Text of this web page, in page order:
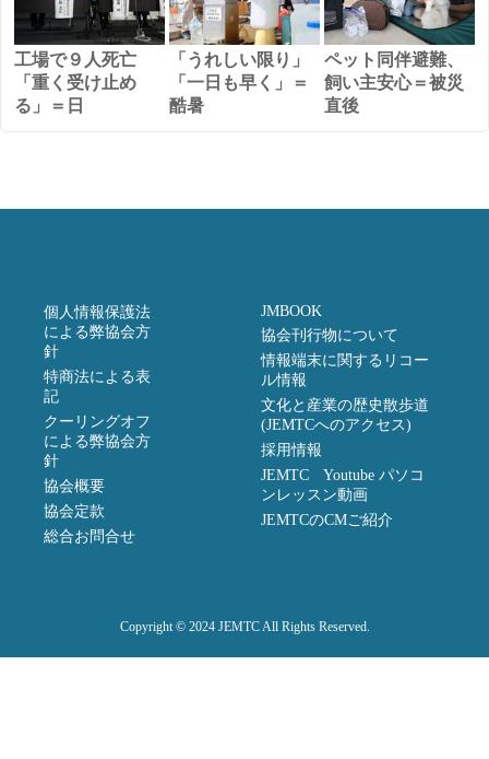
工場で９人死亡
「重く受け止め
る」＝日
「うれしい限り」
「一日も早く」＝
酷暑
ペット同伴避難、
飼い主安心＝被災
直後
個人情報保護法
による弊協会方
針
特商法による表
記
クーリングオフ
による弊協会方
針
協会概要
協会定款
総合お問合せ
JMBOOK
協会刊行物について
情報端末に関するリコー
ル情報
文化と産業の歴史散歩道
(JEMTCへのアクセス)
採用情報
JEMTC Youtube パソコ
ンレッスン動画
JEMTCのCMご紹介
Copyright © 2024 JEMTC All Rights Reserved.